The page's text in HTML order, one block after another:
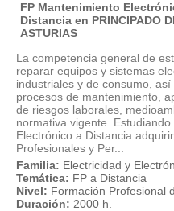
FP Mantenimiento
Distancia en PRINCIPADO
ASTURIAS
La competencia general de
reparar equipos y sistemas
industriales y de consumo,
procesos de mantenimiento,
de riesgos laborales,
normativa vigente.
Electrónico a Distancia
Profesionales y Per...
Familia: Electricidad y
Temática: FP a Distancia
Nivel: Formación Profesional
Duración: 2000 h.